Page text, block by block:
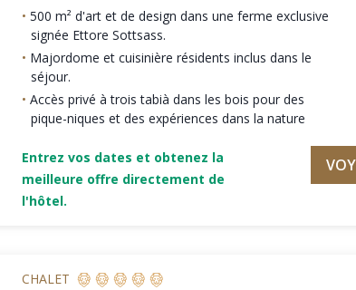
500 m² d'art et de design dans une ferme exclusive
signée Ettore Sottsass.
Majordome et cuisinière résidents inclus dans le
séjour.
Accès privé à trois tabià dans les bois pour des
pique-niques et des expériences dans la nature
Entrez vos dates et obtenez la
meilleure offre directement de
l'hôtel.
CHALET